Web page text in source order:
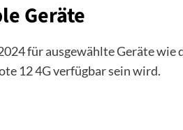
Geräte
für ausgewählte Geräte wie
12 4G verfügbar sein wird.